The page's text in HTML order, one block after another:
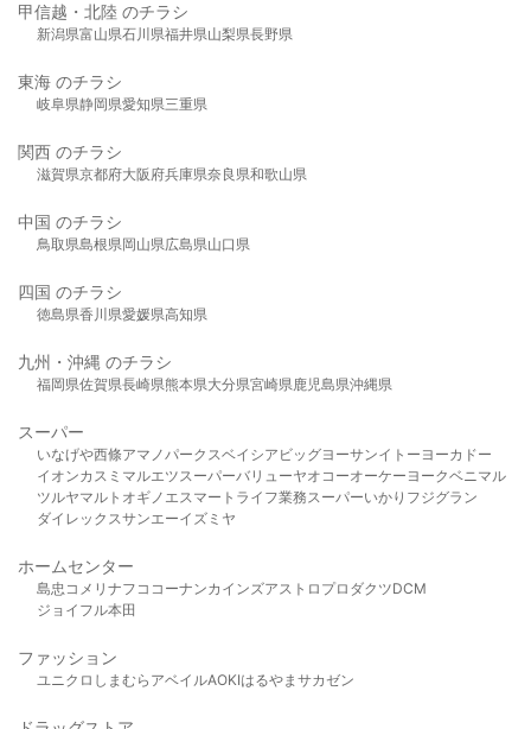
甲信越・北陸 のチラシ
新潟県富山県石川県福井県山梨県長野県
東海 のチラシ
岐阜県静岡県愛知県三重県
関西 のチラシ
滋賀県京都府大阪府兵庫県奈良県和歌山県
中国 のチラシ
鳥取県島根県岡山県広島県山口県
四国 のチラシ
徳島県香川県愛媛県高知県
九州・沖縄 のチラシ
福岡県佐賀県長崎県熊本県大分県宮崎県鹿児島県沖縄県
スーパー
いなげや西條アマノパークスベイシア ビッグヨーサンイトーヨーカドー
イオンカスミ マルエツスーパーバリューヤオコーオーケー ヨークベニマル
ツルヤマルト オギノ エスマート ライフ業務スーパーいかり フジグラン
ダイレックスサンエーイズミヤ
ホームセンター
島忠 コメリ ナフコ コーナンカインズアストロプロダクツDCM
ジョイフル本田
ファッション
ユニクロ しまむら アベイルAOKIはるやま サカゼン